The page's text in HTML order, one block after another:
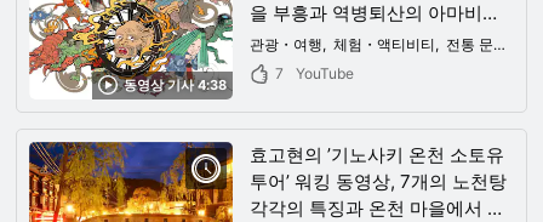
동영상 기사 4:38
을 부흥과 역병퇴산의 아마비에
등, 일본인 곁에 다가와 있는 요
괴는？
관광・여행 체험・액티비티 전통 문화
7
YouTube
효고현의 ’기노사키 온천 소토유
투어’ 워킹 동영상, 7개의 노천탕
각각의 특징과 온천 마을에서 즐